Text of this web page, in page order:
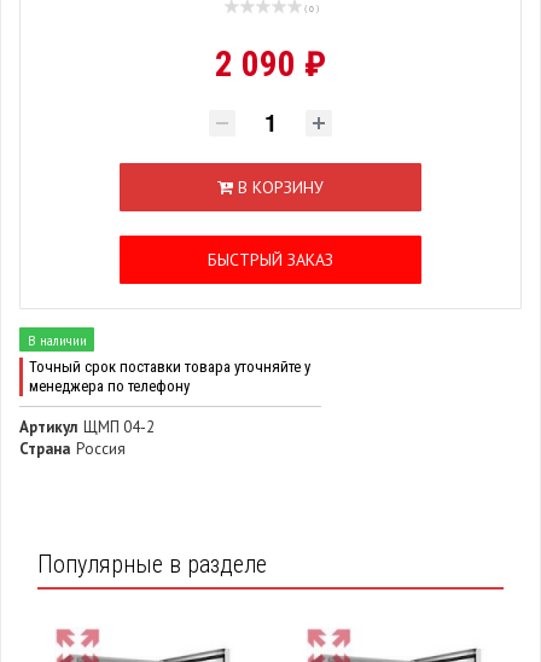
( 0 )
2 090 ₽
В КОРЗИНУ
БЫСТРЫЙ ЗАКАЗ
В наличии
Точный срок поставки товара уточняйте у
менеджера по телефону
Артикул ЩМП 04-2
Страна Россия
Популярные в разделе